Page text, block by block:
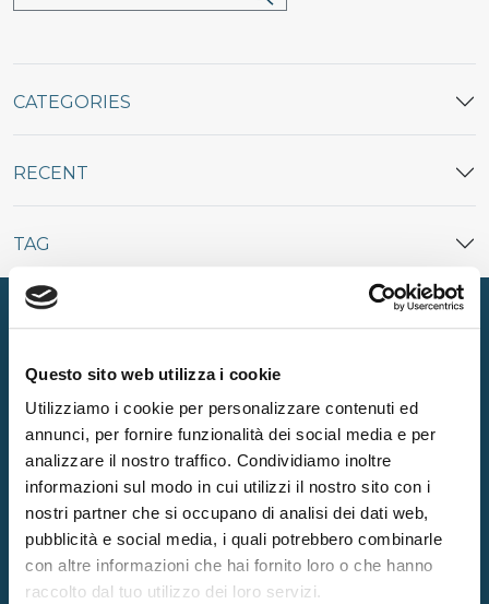
Questo sito web utilizza i cookie
Utilizziamo i cookie per personalizzare contenuti ed
annunci, per fornire funzionalità dei social media e per
analizzare il nostro traffico. Condividiamo inoltre
informazioni sul modo in cui utilizzi il nostro sito con i
nostri partner che si occupano di analisi dei dati web,
pubblicità e social media, i quali potrebbero combinarle
con altre informazioni che hai fornito loro o che hanno
raccolto dal tuo utilizzo dei loro servizi.
CATEGORIES
RECENT
TAG
Producted
MATTRESSES
BED FRAMES
TOPPER
PILLOWS
ACCESSORIES
Company